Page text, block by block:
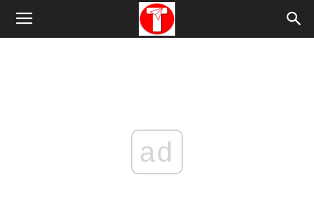
ad